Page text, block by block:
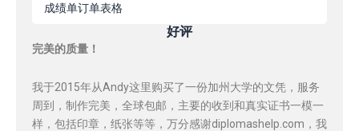
成绩单订单表格
好评
完美的质量！
我于2015年从Andy这里购买了一份加州大学的文凭，服务
周到，制作完美，全球包邮，主要的收到和真实证书一模一
样，包括印章，纸张等等，万分感谢diplomashelp.com，我